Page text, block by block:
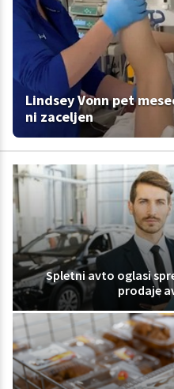
Lindsey Vonn pet
ni zaceljen
Spletni avto oglasi
prodaje